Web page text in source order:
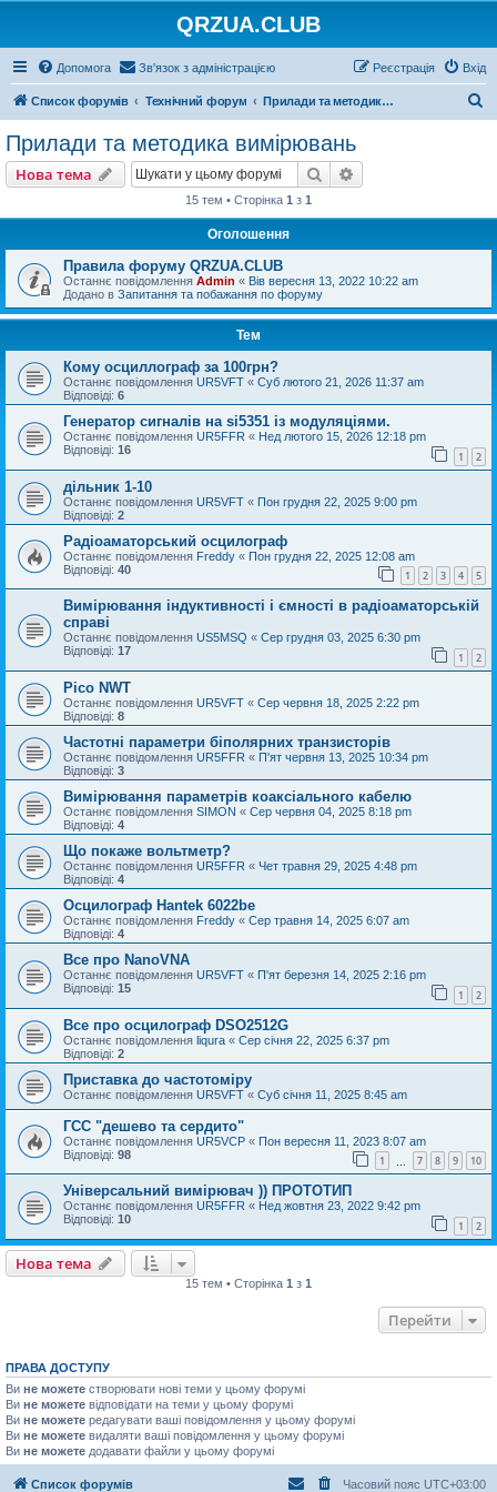
QRZUA.CLUB
Допомога Зв'язок з адміністрацією Вхід
Реєстрація
Список форумів Технічний форум Прилади та методика вимірювань
Прилади та методика вимірювань
Нова тема Пошук
15 тем • Сторінка 1 з 1
Оголошення
Правила форуму QRZUA.CLUB
Останнє повідомлення Admin « Вів вересня 13, 2022 10:22 am
Додано в Запитання та побажання по форуму
Тем
Кому осциллограф за 100грн?
Останнє повідомлення UR5VFT « Суб лютого 21, 2026 11:37 am
Відповіді: 6
Генератор сигналів на si5351 із модуляціями.
Останнє повідомлення UR5FFR « Нед лютого 15, 2026 12:18 pm
Відповіді: 16 1 2
дільник 1-10
Останнє повідомлення UR5VFT « Пон грудня 22, 2025 9:00 pm
Відповіді: 2
Радіоаматорський осцилограф
Останнє повідомлення Freddy « Пон грудня 22, 2025 12:08 am
Відповіді: 40 1 2 3 4 5
Вимірювання індуктивності і ємності в радіоаматорській
справі
Останнє повідомлення US5MSQ « Сер грудня 03, 2025 6:30 pm
Відповіді: 17 1 2
Pico NWT
Останнє повідомлення UR5VFT « Сер червня 18, 2025 2:22 pm
Відповіді: 8
Частотні параметри біполярних транзисторів
Останнє повідомлення UR5FFR « П'ят червня 13, 2025 10:34 pm
Відповіді: 3
Вимірювання параметрів коаксіального кабелю
Останнє повідомлення SIMON « Сер червня 04, 2025 8:18 pm
Відповіді: 4
Що покаже вольтметр?
Останнє повідомлення UR5FFR « Чет травня 29, 2025 4:48 pm
Відповіді: 4
Осцилограф Hantek 6022be
Останнє повідомлення Freddy « Сер травня 14, 2025 6:07 am
Відповіді: 4
Все про NanoVNA
Останнє повідомлення UR5VFT « П'ят березня 14, 2025 2:16 pm
Відповіді: 15 1 2
Все про осцилограф DSO2512G
Останнє повідомлення liqura « Сер січня 22, 2025 6:37 pm
Відповіді: 2
Приставка до частотоміру
Останнє повідомлення UR5VFT « Суб січня 11, 2025 8:45 am
ГСС "дешево та сердито"
Останнє повідомлення UR5VCP « Пон вересня 11, 2023 8:07 am
Відповіді: 98 1 7 8 9 10
Універсальний вимірювач )) ПРОТОТИП
Останнє повідомлення UR5FFR « Нед жовтня 23, 2022 9:42 pm
Відповіді: 10 1 2
Нова тема
15 тем • Сторінка 1 з 1
Перейти
ПРАВА ДОСТУПУ
Ви не можете створювати нові теми у цьому форумі
Ви не можете відповідати на теми у цьому форумі
Ви не можете редагувати ваші повідомлення у цьому форумі
Ви не можете видаляти ваші повідомлення у цьому форумі
Ви не можете додавати файли у цьому форумі
Список форумів Часовий пояс UTC+03:00